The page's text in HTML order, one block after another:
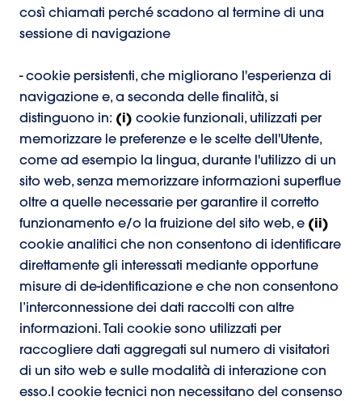
così chiamati perché scadono al termine di una
sessione di navigazione
- cookie persistenti, che migliorano l'esperienza di
navigazione e, a seconda delle finalità, si
distinguono in: (i) cookie funzionali, utilizzati per
memorizzare le preferenze e le scelte dell'Utente,
come ad esempio la lingua, durante l'utilizzo di un
sito web, senza memorizzare informazioni superflue
oltre a quelle necessarie per garantire il corretto
funzionamento e/o la fruizione del sito web, e (ii)
cookie analitici che non consentono di identificare
direttamente gli interessati mediante opportune
misure di de-identificazione e che non consentono
l’interconnessione dei dati raccolti con altre
informazioni. Tali cookie sono utilizzati per
raccogliere dati aggregati sul numero di visitatori
di un sito web e sulle modalità di interazione con
esso.I cookie tecnici non necessitano del consenso